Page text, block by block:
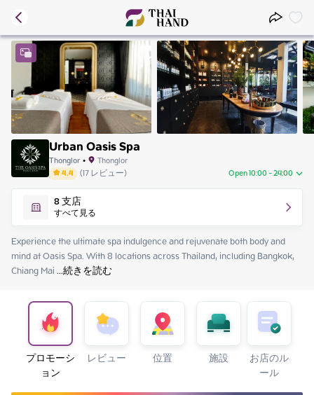
Urban Oasis Spa
Thonglor• Thonglor
4.4 (17レビュー) Open 10:00 - 24:00
Sunday 10:00 - 24:00
Monday 10:00 - 24:00
Tuesday 10:00 - 24:00
Wednesday 10:00 - 24:00
Thursday 10:00 - 24:00
Friday
8支店
すべて見る
Experience the ultimate spa indulgence and rejuvenate both body and
mind at Oasis Spa. With 8 locations across Thailand, including Bangkok,
Chiang Mai ...続きを読む
プロモーシ
ョン
レビュー 位置 施設 お店のル
ール